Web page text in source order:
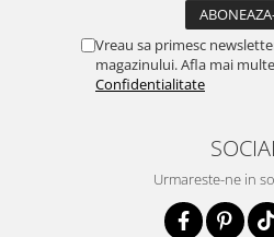
Vreau sa primesc
magazinului. Afla mai
Confidentialitate
Urmareste-ne in